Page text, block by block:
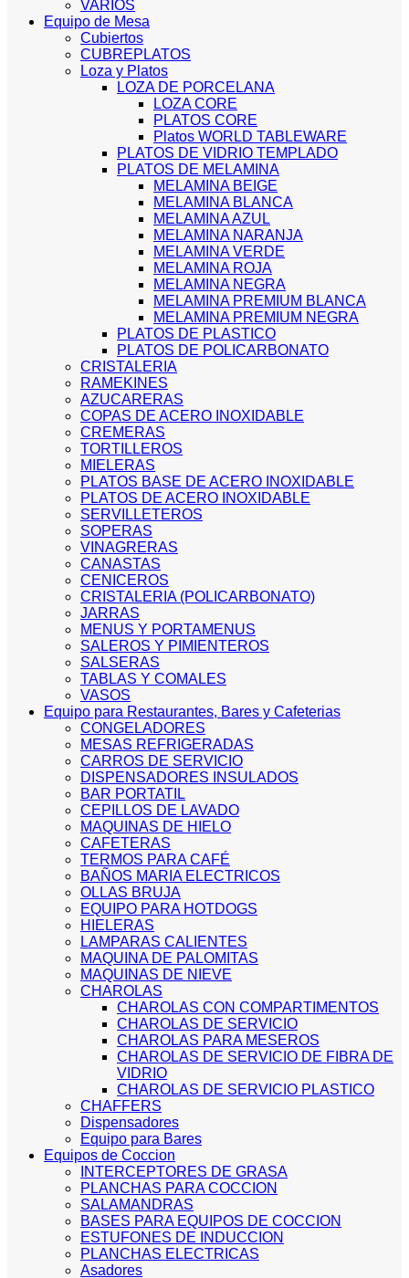
VARIOS
Equipo de Mesa
Cubiertos
CUBREPLATOS
Loza y Platos
LOZA DE PORCELANA
LOZA CORE
PLATOS CORE
Platos WORLD TABLEWARE
PLATOS DE VIDRIO TEMPLADO
PLATOS DE MELAMINA
MELAMINA BEIGE
MELAMINA BLANCA
MELAMINA AZUL
MELAMINA NARANJA
MELAMINA VERDE
MELAMINA ROJA
MELAMINA NEGRA
MELAMINA PREMIUM BLANCA
MELAMINA PREMIUM NEGRA
PLATOS DE PLASTICO
PLATOS DE POLICARBONATO
CRISTALERIA
RAMEKINES
AZUCARERAS
COPAS DE ACERO INOXIDABLE
CREMERAS
TORTILLEROS
MIELERAS
PLATOS BASE DE ACERO INOXIDABLE
PLATOS DE ACERO INOXIDABLE
SERVILLETEROS
SOPERAS
VINAGRERAS
CANASTAS
CENICEROS
CRISTALERIA (POLICARBONATO)
JARRAS
MENUS Y PORTAMENUS
SALEROS Y PIMIENTEROS
SALSERAS
TABLAS Y COMALES
VASOS
Equipo para Restaurantes, Bares y Cafeterias
CONGELADORES
MESAS REFRIGERADAS
CARROS DE SERVICIO
DISPENSADORES INSULADOS
BAR PORTATIL
CEPILLOS DE LAVADO
MAQUINAS DE HIELO
CAFETERAS
TERMOS PARA CAFÉ
BAÑOS MARIA ELECTRICOS
OLLAS BRUJA
EQUIPO PARA HOTDOGS
HIELERAS
LAMPARAS CALIENTES
MAQUINA DE PALOMITAS
MAQUINAS DE NIEVE
CHAROLAS
CHAROLAS CON COMPARTIMENTOS
CHAROLAS DE SERVICIO
CHAROLAS PARA MESEROS
CHAROLAS DE SERVICIO DE FIBRA DE
VIDRIO
CHAROLAS DE SERVICIO PLASTICO
CHAFFERS
Dispensadores
Equipo para Bares
Equipos de Coccion
INTERCEPTORES DE GRASA
PLANCHAS PARA COCCION
SALAMANDRAS
BASES PARA EQUIPOS DE COCCION
ESTUFONES DE INDUCCION
PLANCHAS ELECTRICAS
Asadores